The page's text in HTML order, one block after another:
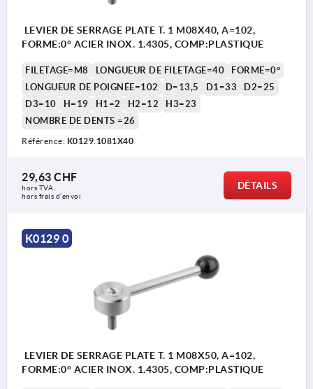
LEVIER DE SERRAGE PLATE T. 1 M08X40, A=102,
FORME:0° ACIER INOX. 1.4305, COMP:PLASTIQUE
FILETAGE=M8 LONGUEUR DE FILETAGE=40
FORME=0°
LONGUEUR DE POIGNÉE=102
D=13,5 D1=33
D2=25
D3=10
H=19 H1=2 H2=12
H3=23
NOMBRE DE DENTS =26
Référence: K0129.1081X40
29,63 CHF
hors TVA
hors frais d’envoi
DÉTAILS
K0129 0
LEVIER DE SERRAGE PLATE T. 1 M08X50, A=102,
FORME:0° ACIER INOX. 1.4305, COMP:PLASTIQUE